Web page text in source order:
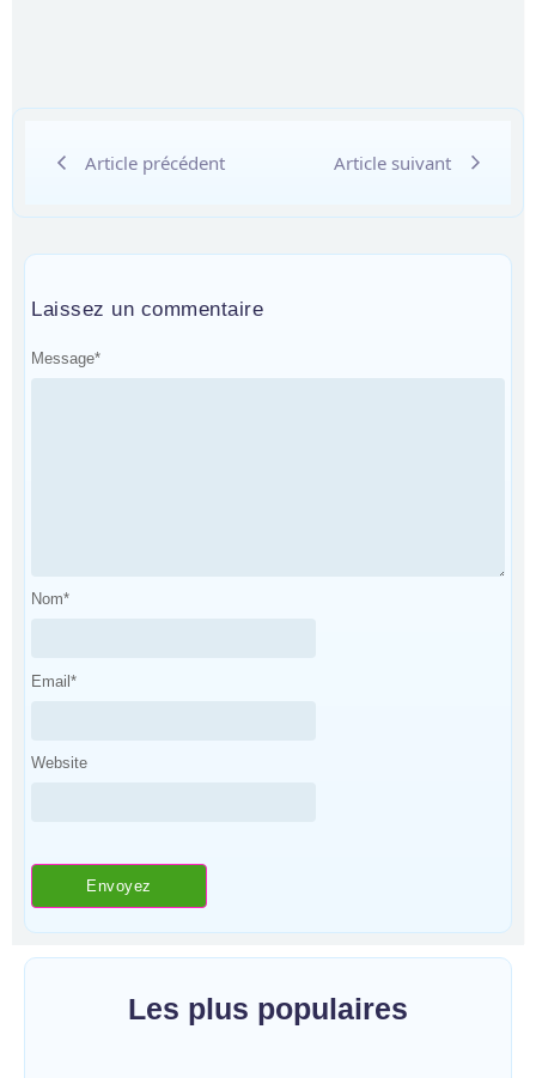
Article précédent Article suivant
Laissez un commentaire
Message*
Nom*
Email*
Website
Les plus populaires